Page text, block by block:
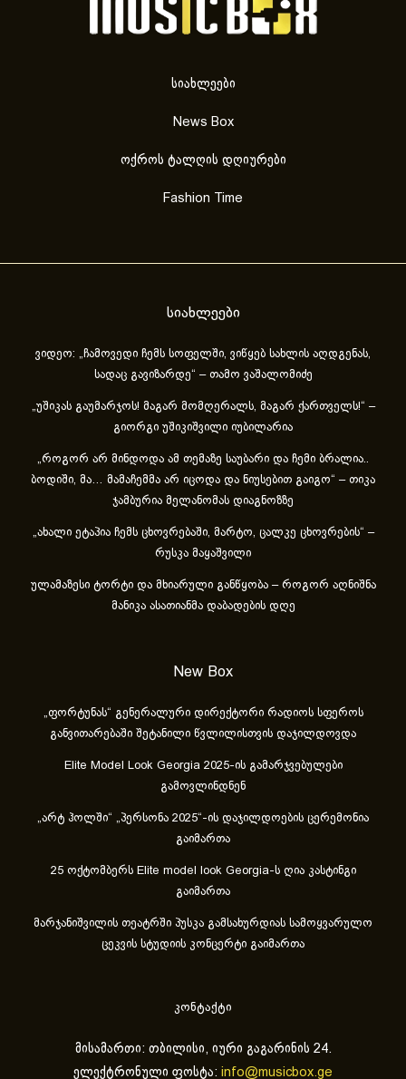
სიახლეები
News Box
ოქროს ტალღის დღიურები
Fashion Time
სიახლეები
ვიდეო: „ჩამოვედი ჩემს სოფელში, ვიწყებ სახლის აღდგენას,
სადაც გავიზარდე“ – თამო ვაშალომიძე
„უშიკას გაუმარჯოს! მაგარ მომღერალს, მაგარ ქართველს!“ –
გიორგი უშიკიშვილი იუბილარია
„როგორ არ მინდოდა ამ თემაზე საუბარი და ჩემი ბრალია..
ბოდიში, მა… მამაჩემმა არ იცოდა და ნიუსებით გაიგო“ – თიკა
ჯამბურია მელანომას დიაგნოზზე
„ახა­ლი ეტა­პია ჩემს ცხოვ­რე­ბა­ში, მარ­ტო, ცალ­კე ცხოვ­რე­ბის“ –
რუსკა მაყაშვილი
ულამაზესი ტორტი და მხიარული განწყობა – როგორ აღნიშნა
მანიკა ასათიანმა დაბადების დღე
New Box
„ფორტუნას“ გენერალური დირექტორი რადიოს სფეროს
განვითარებაში შეტანილი წვლილისთვის დაჯილდოვდა
Elite Model Look Georgia 2025-ის გამარჯვებულები
გამოვლინდნენ
„არტ ჰოლში“ „პერსონა 2025“-ის დაჯილდოების ცერემონია
გაიმართა
25 ოქტომბერს Elite model look Georgia-ს ღია კასტინგი
გაიმართა
მარჯანიშვილის თეატრში პუსკა გამსახურდიას სამოყვარულო
ცეკვის სტუდიის კონცერტი გაიმართა
კონტაქტი
მისამართი: თბილისი, იური გაგარინის 24.
ელექტრონული ფოსტა: info@musicbox.ge